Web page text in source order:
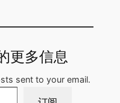
更多信息
sent to your email.